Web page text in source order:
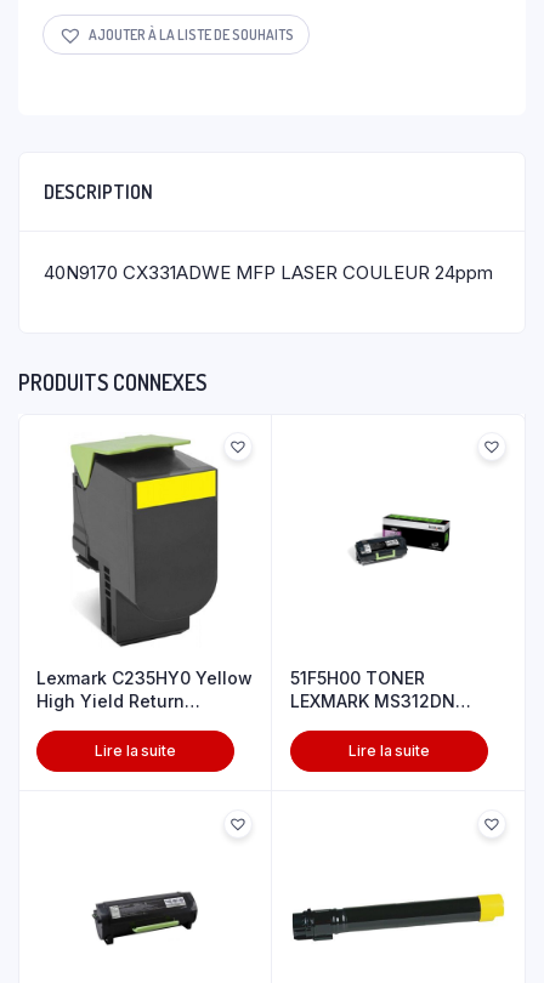
AJOUTER À LA LISTE DE SOUHAITS
DESCRIPTION
40N9170 CX331ADWE MFP LASER COULEUR 24ppm
PRODUITS CONNEXES
Lexmark C235HY0 Yellow
High Yield Return
Lire la suite
51F5H00 TONER
LEXMARK MS312DN
Lire la suite